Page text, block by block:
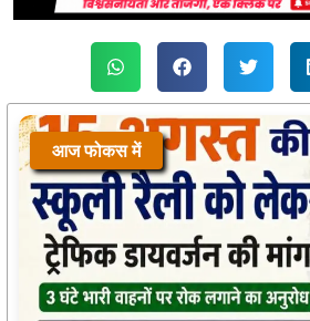
आज फोकस में
आज फोकस में